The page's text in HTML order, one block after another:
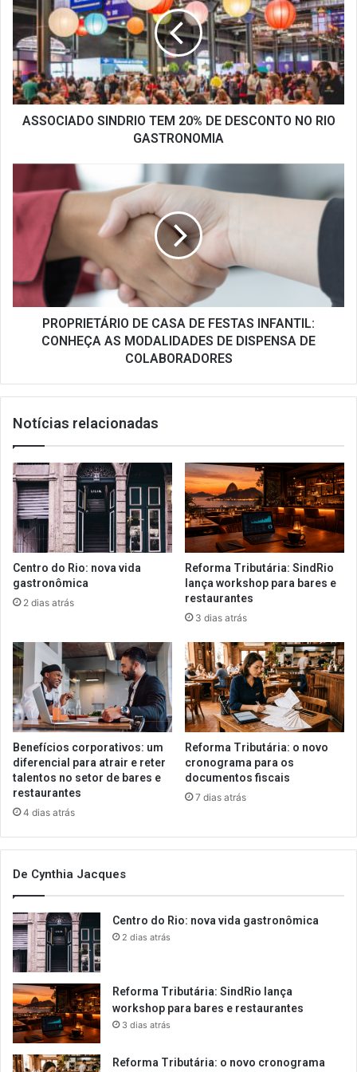
20%
DE
DESCONTO
NO
RIO
GASTRONOMIA
ASSOCIADO SINDRIO TEM 20% DE DESCONTO NO RIO
GASTRONOMIA
PROPRIETÁRIO
CASA
FESTAS
INFANTIL:
CONHEÇA
AS
MODALIDADES
DISPENSA
PROPRIETÁRIO DE CASA DE FESTAS INFANTIL:
CONHEÇA AS MODALIDADES DE DISPENSA DE
COLABORADORES
Notícias relacionadas
Centro do Rio: nova vida
gastronômica
2 dias atrás
Reforma Tributária: SindRio
lança workshop para bares e
restaurantes
3 dias atrás
Benefícios corporativos: um
diferencial para atrair e reter
talentos no setor de bares e
restaurantes
4 dias atrás
Reforma Tributária: o novo
cronograma para os
documentos fiscais
7 dias atrás
De Cynthia Jacques
Centro do Rio: nova vida gastronômica
2 dias atrás
Reforma Tributária: SindRio lança
workshop para bares e restaurantes
3 dias atrás
Reforma Tributária: o novo cronograma